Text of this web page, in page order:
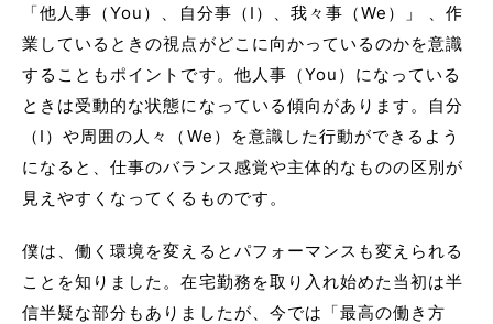
「他人事（You）、自分事（I）、我々事（We）」 、作
業しているときの視点がどこに向かっているのかを意識
することもポイントです。他人事（You）になっている
ときは受動的な状態になっている傾向があります。自分
（I）や周囲の人々（We）を意識した行動ができるよう
になると、仕事のバランス感覚や主体的なものの区別が
見えやすくなってくるものです。
僕は、働く環境を変えるとパフォーマンスも変えられる
ことを知りました。在宅勤務を取り入れ始めた当初は半
信半疑な部分もありましたが、今では「最高の働き方